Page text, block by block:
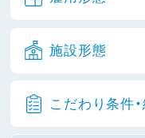
施設形態
こだわり条件